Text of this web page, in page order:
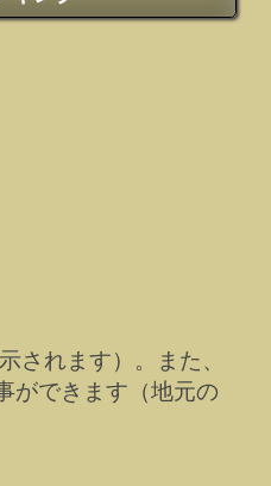
されます）。また、
ができます（地元の